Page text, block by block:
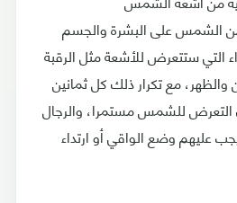
الشمس على البشرة والجسم
ستتعرض للأشعة مثل الرقبة
والظهر، مع تكرار ذلك كل ثمانين
التعرض للشمس مستمرا، والرجال
عليهم وضع الواقي أو ارتداء